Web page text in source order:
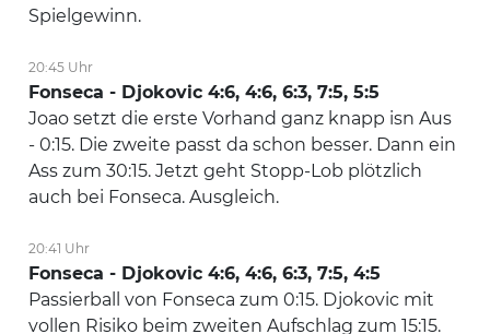
Spielgewinn.
20:45 Uhr
Fonseca - Djokovic 4:6, 4:6, 6:3, 7:5, 5:5
Joao setzt die erste Vorhand ganz knapp isn Aus
- 0:15. Die zweite passt da schon besser. Dann ein
Ass zum 30:15. Jetzt geht Stopp-Lob plötzlich
auch bei Fonseca. Ausgleich.
20:41 Uhr
Fonseca - Djokovic 4:6, 4:6, 6:3, 7:5, 4:5
Passierball von Fonseca zum 0:15. Djokovic mit
vollen Risiko beim zweiten Aufschlag zum 15:15.